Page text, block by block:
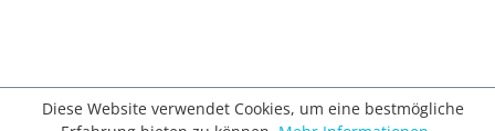
Diese Website verwendet Cookies, um eine bestmögliche